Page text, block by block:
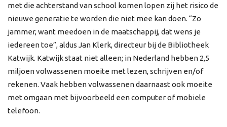
met die achterstand van school komen lopen zij het risico de
nieuwe generatie te worden die niet mee kan doen. “Zo
jammer, want meedoen in de maatschappij, dat wens je
iedereen toe”, aldus Jan Klerk, directeur bij de Bibliotheek
Katwijk. Katwijk staat niet alleen; in Nederland hebben 2,5
miljoen volwassenen moeite met lezen, schrijven en/of
rekenen. Vaak hebben volwassenen daarnaast ook moeite
met omgaan met bijvoorbeeld een computer of mobiele
telefoon.